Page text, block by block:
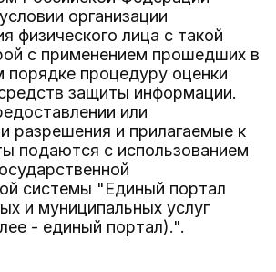
организации
физического лица с такой
с применением прошедших в
порядке процедуру оценки
защиты информации.
или
разрешения и прилагаемые к
подаются с использованием
системы "Единый портал
и муниципальных услуг
- единый портал).".